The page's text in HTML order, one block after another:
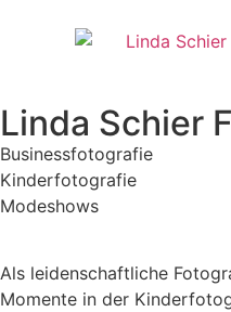
Linda Schier
Businessfotografie
Kinderfotografie
Modeshows
Als leidenschaftliche
Momente in der